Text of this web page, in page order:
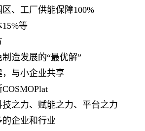
、工厂供能保障100%
等
造发展的“最优解”
与小企业共享
之力、赋能之力、平台之力
企业和行业